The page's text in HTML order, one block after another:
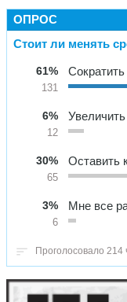
ОПРОС
Стоит ли менять
61%
131
6%
12
30%
65
Оставить
3%
6
Мне все
Проголосовало 214